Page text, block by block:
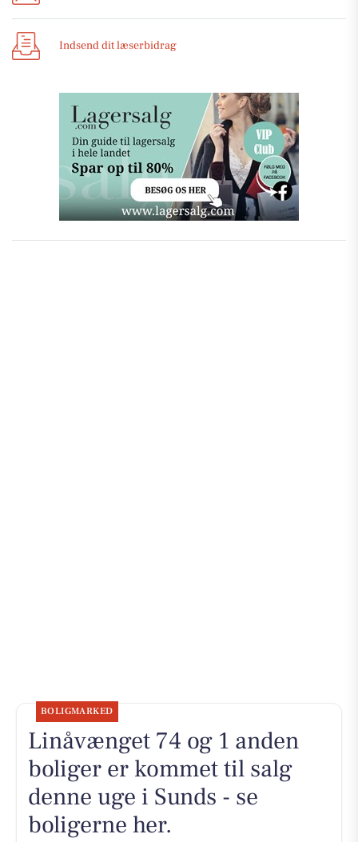
Indsend dit læserbidrag
BOLIGMARKED
Linåvænget 74 og 1 anden
boliger er kommet til salg
denne uge i Sunds - se
boligerne her.